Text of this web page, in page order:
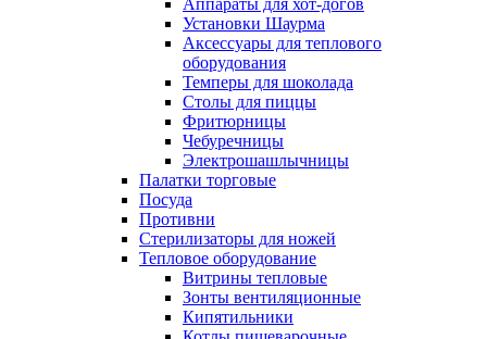
Аппараты для хот-догов
Установки Шаурма
Аксессуары для теплового
оборудования
Темперы для шоколада
Столы для пиццы
Фритюрницы
Чебуречницы
Электрошашлычницы
Палатки торговые
Посуда
Противни
Стерилизаторы для ножей
Тепловое оборудование
Витрины тепловые
Зонты вентиляционные
Кипятильники